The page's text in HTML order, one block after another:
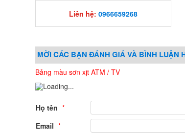
Liên hệ:0966659268
MỜI CÁC BẠN ĐÁNH GIÁ VÀ BÌNH LUẬN
Bảng màu sơn xịt ATM / TV
Họ tên *
Email *